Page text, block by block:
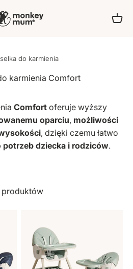
Mum
do karmienia
Comfortoferuje wyższy
oparciu, możliwości
, dzięki czemu łatwo
potrzeb dziecka i rodziców.
produktów